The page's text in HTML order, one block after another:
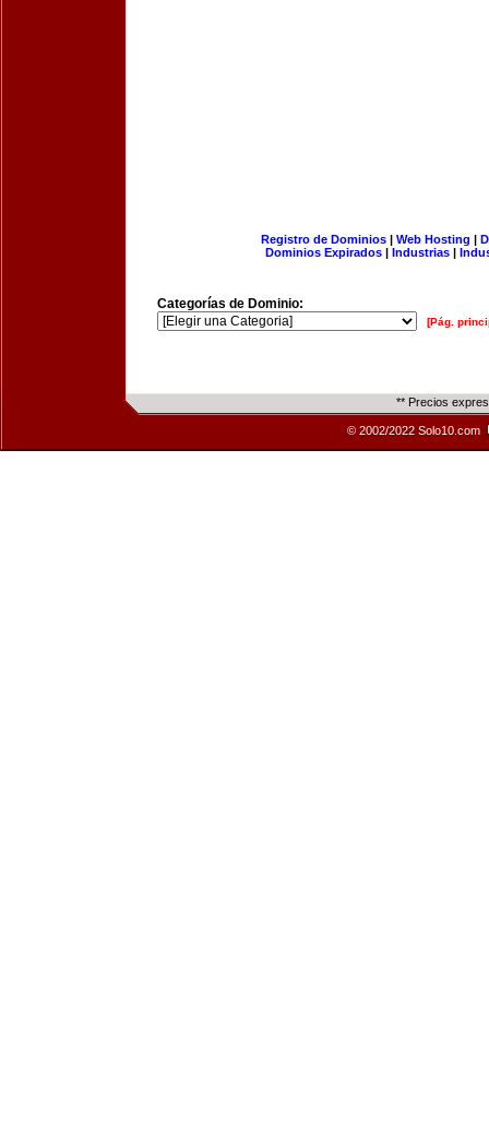
Registro de Dominios| Web Hosting |
Dominios Expirados | Industrias |
Categorías de Dominio:
[Pág.
** Precios
© 2002/2022 Solo10.com